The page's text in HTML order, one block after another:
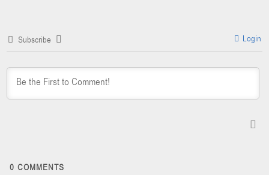
Subscribe Login
0 COMMENTS